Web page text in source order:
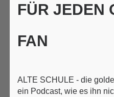
FÜR JEDEN
FAN
ALTE SCHULE - die
ein Podcast, wie es ihn